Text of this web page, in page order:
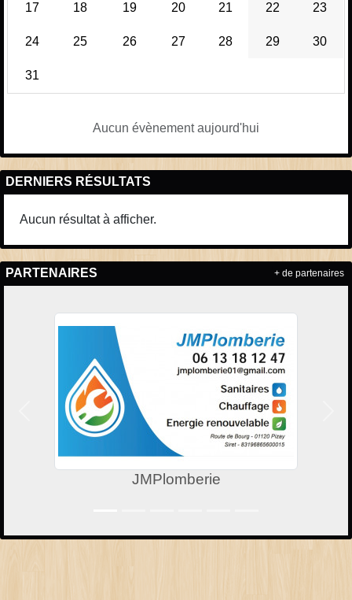
17 18 19 20 21 22 23
24 25 26 27 28 29 30
31
Aucun évènement aujourd'hui
DERNIERS RÉSULTATS
Aucun résultat à afficher.
PARTENAIRES
JMPlomberie
Précedent
+ de partenaires